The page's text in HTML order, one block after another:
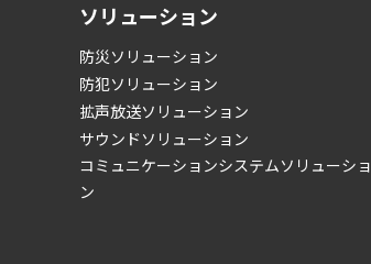
ソリューション
防災ソリューション
防犯ソリューション
拡声放送ソリューション
サウンドソリューション
コミュニケーションシステムソリューショ
ン